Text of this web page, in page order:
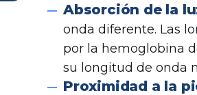
Absorción de la
onda diferente. Las
por la hemoglobina
su longitud de onda
Proximidad a la